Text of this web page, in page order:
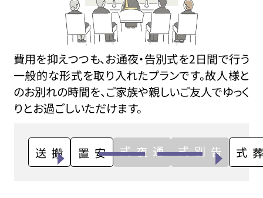
費用を抑えつつも、お通夜・告別式を2日間で行う
一般的な形式を取り入れたプランです。故人様と
のお別れの時間を、ご家族や親しいご友人でゆっく
りとお過ごしいただけます。
搬送 安置 通夜式 告別式 火葬式